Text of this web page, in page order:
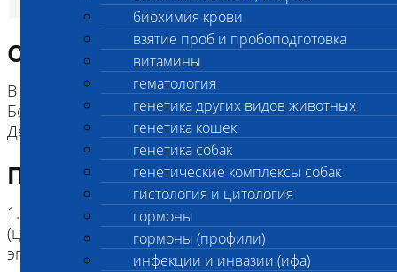
биохимия крови
взятие проб и пробоподготовка
витамины
гематология
генетика других видов животных
генетика кошек
генетика собак
генетические комплексы собак
гистология и цитология
гормоны
гормоны (профили)
инфекции и инвазии (ифа)
Описание исследования
В составе комплекса:
Болезнь фон Виллебранда I-го типа (vWD type I),
Дегенеративная миелопатия (DM Ex2)
Подготовка к исследованию
1. Кровь (2 мл) в пробирке с антикоагулянтом.
(цитрат натрия, К3ЭДТА, К2ЭДТА) , буккальный
эпителий